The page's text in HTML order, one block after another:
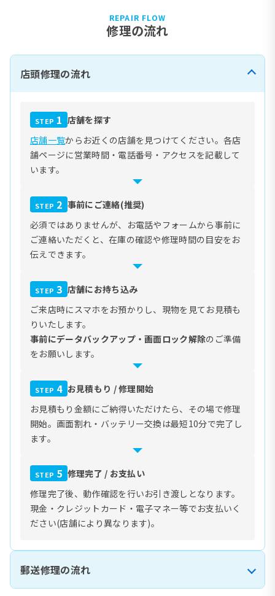
REPAIR FLOW
修理の流れ
店頭修理の流れ
STEP 1 店舗を探す
店舗一覧からお近くの店舗を見つけてください。各店
舗ページに営業時間・電話番号・アクセスを記載して
います。
STEP 2 事前にご連絡(推奨)
必須ではありませんが、お電話やフォームから事前に
ご連絡いただくと、在庫の確認や修理時間の目安をお
伝えできます。
STEP 3 店舗にお持ち込み
ご来店時にスマホをお預かりし、現物を見てお見積も
りいたします。
事前にデータバックアップ・画面ロック解除のご準備
をお願いします。
STEP 4 お見積もり / 修理開始
お見積もり金額にご納得いただけたら、その場で修理
開始。画面割れ・バッテリー交換は最短10分で完了し
ます。
STEP 5 修理完了 / お支払い
修理完了後、動作確認を行いお引き渡しとなります。
現金・クレジットカード・電子マネー等でお支払いく
ださい(店舗により異なります)。
郵送修理の流れ